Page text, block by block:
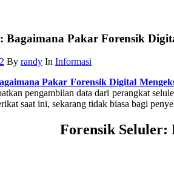
Bagaimana Pakar Forensik
By randy In Informasi
Pakar Forensik Digital
pengambilan data dari perangkat
saat ini, sekarang tidak biasa bagi
Forensik Seluler: